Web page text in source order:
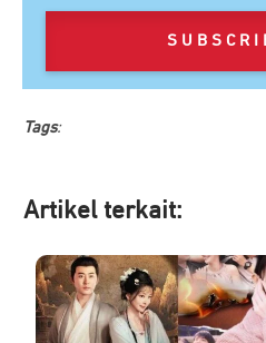
Tags:
Artikel terkait: